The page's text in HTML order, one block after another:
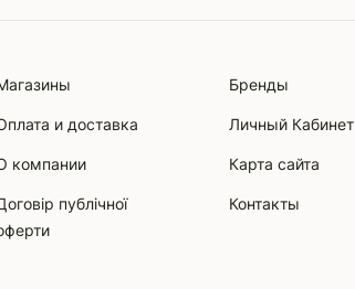
и доставка
компании
публічної
Бренды
Личный Кабинет
Карта сайта
Контакты